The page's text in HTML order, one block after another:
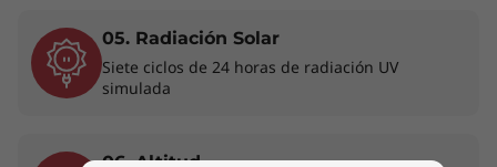
periféricos es sencilla gracias a una generosa
selección de puertos que incluyen USB-C 3.2 de
1.ª generación, HDMI, entre otros.*
según el modelo.
05. Radiación Solar
Siete ciclos de 24 horas de radiación UV
simulada
06. Altitud